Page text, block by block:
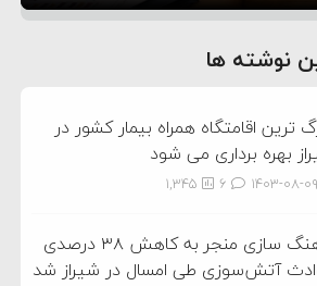
نوشته ها
ترین اقامتگاه همراه بیمار کشور در
بهره برداری می شود
۱۴۰۳-۰۸-۰۹ 1,345
فرهنگ سازی منجر به کاهش ۳۸ درصدی
آتش‌سوزی طی امسال در شیراز شد